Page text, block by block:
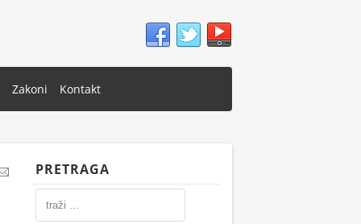
Zakoni Kontakt
PRETRAGA